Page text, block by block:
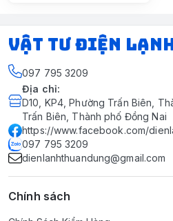
VẬT TƯ ĐIỆN
097 795 3209
Địa chỉ:
D10, KP4, Phường Trấn Biên,
Trấn Biên, Thành phố Đồng Nai
https://www.facebook.com/
097 795 3209
dienlanhthuandung@gmail.com
Chính sách